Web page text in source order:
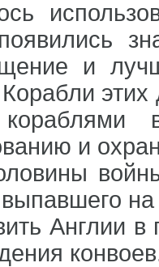
и
Корабли
и
Англии